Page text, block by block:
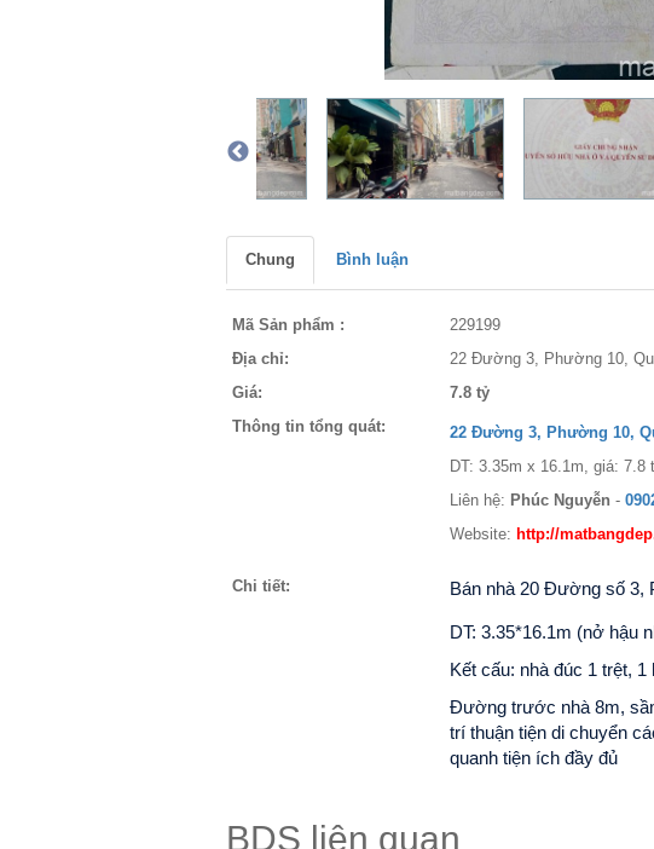
Chung Bình luận
Mã Sản phẩm :
229199
Địa chỉ:
22 Đường 3, Phường 10,
Giá:
7.8 tỷ
Thông tin tổng quát:
22 Đường 3, Phường 10,
DT: 3.35m x 16.1m, giá: 7.8
Liên hệ: Phúc Nguyễn -
Website: http://
Chi tiết: Bán nhà 20 Đường số 3,
DT: 3.35*16.1m (nở hậu
Kết cấu: nhà đúc 1 trệt,
Đường trước nhà 8m,
trí thuận tiện di chuyển
quanh tiện ích đầy đủ
BDS liên quan